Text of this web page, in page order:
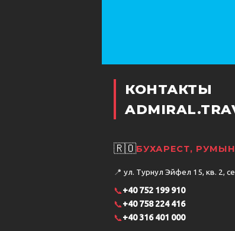
КОНТАКТЫ
🇷🇴БУХАРЕСТ,
📍 ул. Турнул Эйфел 15, кв. 2,
📞+40 752 199 910
📞+40 758 224 416
📞+40 316 401 000